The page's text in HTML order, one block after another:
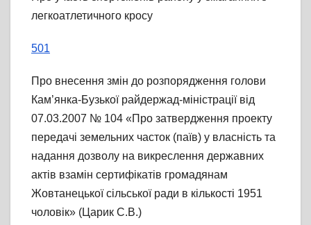
легкоатлетичного кросу
501
Про внесення змін до розпорядження голови
Кам’янка-Бузької райдержад-міністрації від
07.03.2007 № 104 «Про затвердження проекту
передачі земельних часток (паїв) у власність та
надання дозволу на викреслення державних
актів взамін сертифікатів громадянам
Жовтанецької сільської ради в кількості 1951
чоловік» (Царик С.В.)